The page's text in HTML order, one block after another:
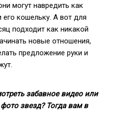
могут навредить как
его кошельку. А вот для
подходит как никакой
новые отношения,
предложение руки и
забавное видео или
звезд? Тогда вам в